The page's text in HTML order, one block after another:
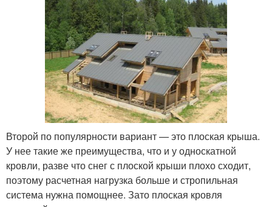
Второй по популярности вариант — это плоская крыша.
У нее такие же преимущества, что и у односкатной
кровли, разве что снег с плоской крыши плохо сходит,
поэтому расчетная нагрузка больше и стропильная
система нужна помощнее. Зато плоская кровля